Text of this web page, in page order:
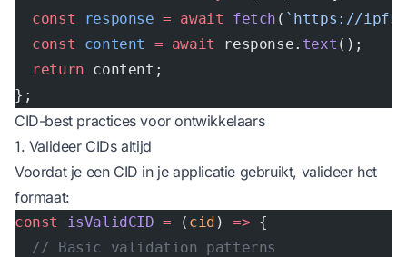
  const
response = await fetch ( `https://
  const
content = await response. text ();
  return
content;
};
CID-best practices voor ontwikkelaars
1. Valideer CIDs altijd
Voordat je een CID in je applicatie gebruikt, valideer het
formaat:
const isValidCID = ( cid ) => {
  // Basic validation patterns